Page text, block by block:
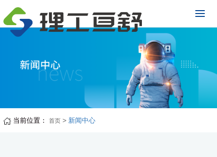
当前位置： 首页 > 新闻中心